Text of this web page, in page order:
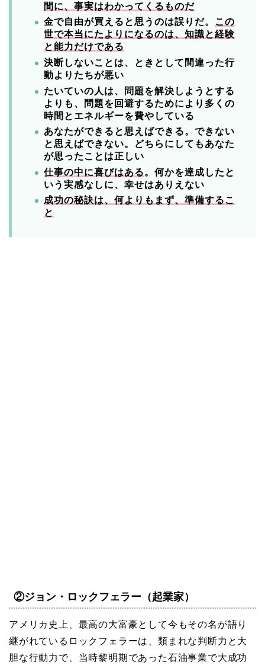
間に、事実はわかってくるものだ
金で自由が買えると思うのは誤りだ。 この
世で本当にたよりになるのは、知識と経験
と能力だけである
決断しないことは、ときとして間違った行
動よりたちが悪い
たいていの人は、問題を解決しようとする
よりも、問題を回避するためにより多くの
時間とエネルギーを費やしている
あなたができると思えばできる。 できない
と思えばできない。
どちらにしてもあなた
が思ったことは正しい
仕事の中に喜びはある。 何かを達成したと
いう実感なしに、幸せはありえない
成功の秘訣は、何よりもまず、準備するこ
と
②ジョン・ロックフェラー（起業家）
アメリカ史上、最高の大富豪として今もその名が語り
継がれているロックフェラーは、類まれな判断力と大
胆な行動力で、当時黎明期であった石油事業で大成功